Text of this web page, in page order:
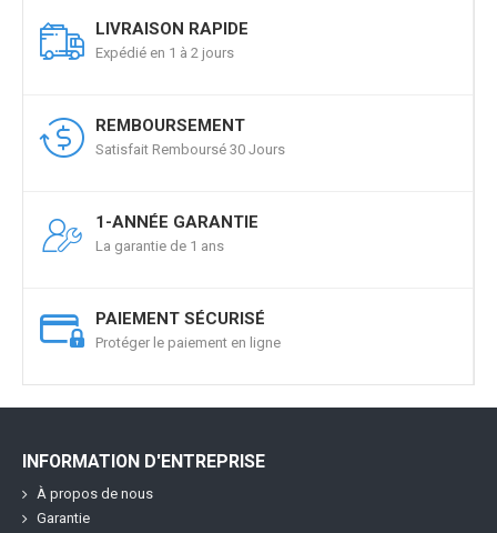
LIVRAISON RAPIDE
Expédié en 1 à 2 jours
REMBOURSEMENT
Satisfait Remboursé 30 Jours
1-ANNÉE GARANTIE
La garantie de 1 ans
PAIEMENT SÉCURISÉ
Protéger le paiement en ligne
INFORMATION D'ENTREPRISE
À propos de nous
Garantie